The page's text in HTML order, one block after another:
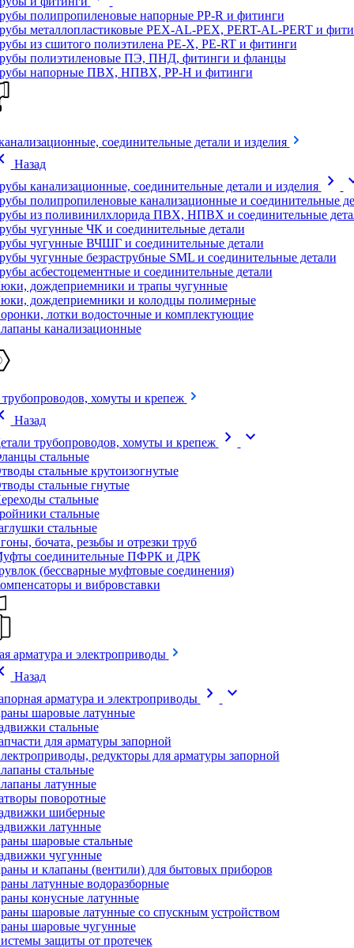
полипропиленовые напорные PP-R и фитинги
металлопластиковые PEX-AL-PEX, PERT-AL-PERT и
из сшитого полиэтилена PE-X, PE-RT и фитинги
полиэтиленовые ПЭ, ПНД, фитинги и фланцы
напорные ПВХ, НПВХ, PP-H и фитинги
соединительные детали и изделия
Назад
канализационные, соединительные детали и изделия
chevron_right
полипропиленовые канализационные и соединительные
из поливинилхлорида ПВХ, НПВХ и соединительные
чугунные ЧК и соединительные детали
чугунные ВЧШГ и соединительные детали
чугунные безраструбные SML и соединительные детали
асбестоцементные и соединительные детали
дождеприемники и трапы чугунные
дождеприемники и колодцы полимерные
лотки водосточные и комплектующие
канализационные
хомуты и крепеж
Назад
трубопроводов, хомуты и крепеж
chevron_right expand_more
стальные
стальные крутоизогнутые
стальные гнутые
стальные
стальные
стальные
бочата, резьбы и отрезки труб
соединительные ПФРК и ДРК
(бессварные муфтовые соединения)
и вибровставки
арматура и электроприводы
Назад
арматура и электроприводы
chevron_right expand_more
шаровые латунные
стальные
для арматуры запорной
редукторы для арматуры запорной
стальные
латунные
поворотные
шиберные
латунные
шаровые стальные
чугунные
и клапаны (вентили) для бытовых приборов
латунные водоразборные
конусные латунные
шаровые латунные со спускным устройством
шаровые чугунные
защиты от протечек